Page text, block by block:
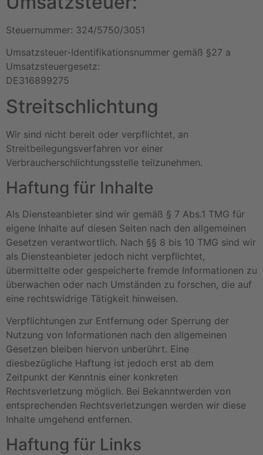
Steuernummer: 324/5750/3051
Umsatzsteuer-Identifikationsnummer gemäß §27 a
Umsatzsteuergesetz:
DE316899275
Streitschlichtung
Wir sind nicht bereit oder verpflichtet, an
Streitbeilegungsverfahren vor einer
Verbraucherschlichtungsstelle teilzunehmen.
Haftung für Inhalte
Als Diensteanbieter sind wir gemäß § 7 Abs.1 TMG für
eigene Inhalte auf diesen Seiten nach den allgemeinen
Gesetzen verantwortlich. Nach §§ 8 bis 10 TMG sind wir
als Diensteanbieter jedoch nicht verpflichtet,
übermittelte oder gespeicherte fremde Informationen zu
überwachen oder nach Umständen zu forschen, die auf
eine rechtswidrige Tätigkeit hinweisen.
Verpflichtungen zur Entfernung oder Sperrung der
Nutzung von Informationen nach den allgemeinen
Gesetzen bleiben hiervon unberührt. Eine
diesbezügliche Haftung ist jedoch erst ab dem
Zeitpunkt der Kenntnis einer konkreten
Rechtsverletzung möglich. Bei Bekanntwerden von
entsprechenden Rechtsverletzungen werden wir diese
Inhalte umgehend entfernen.
Haftung für Links